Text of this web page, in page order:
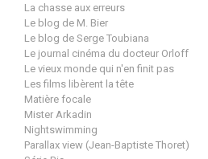
La chasse aux erreurs
Le blog de M. Bier
Le blog de Serge Toubiana
Le journal cinéma du docteur Orloff
Le vieux monde qui n'en finit pas
Les films libèrent la tête
Matière focale
Mister Arkadin
Nightswimming
Parallax view (Jean-Baptiste Thoret)